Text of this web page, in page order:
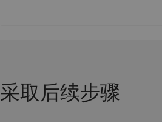
采取后续步骤